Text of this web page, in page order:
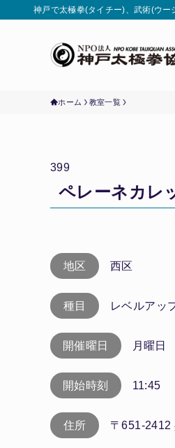
神戸で太極拳(タイチー)、武術(ウー
ホーム 教室一覧
399
ペレーネカレ
地区 西区
種目 レベルアッ
開催曜日 月曜日
開始時刻 11:45
住所 〒651-2412